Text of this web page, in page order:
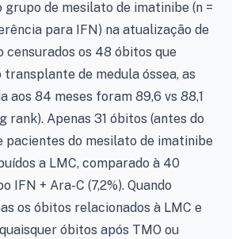
grupo de mesilato de imatinibe (n =
para IFN) na atualização de
censurados os 48 óbitos que
de medula óssea, as
aos 84 meses foram 89,6 vs 88,1
rank). Apenas 31 óbitos (antes do
pacientes do mesilato de imatinibe
a LMC, comparado à 40
IFN + Ara-C (7,2%). Quando
os óbitos relacionados à LMC e
óbitos após TMO ou